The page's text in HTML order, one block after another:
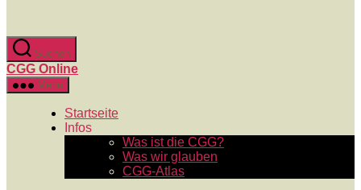
springen
Suchen
CGG Online
Menü
Startseite
Infos
Was ist die CGG?
Was wir glauben
CGG-Atlas